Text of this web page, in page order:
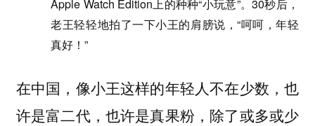
Apple Watch Edition上的种种“小玩意”。30秒后，
老王轻轻地拍了一下小王的肩膀说，“呵呵，年轻
真好！”
在中国，像小王这样的年轻人不在少数，也
许是富二代，也许是真果粉，除了或多或少